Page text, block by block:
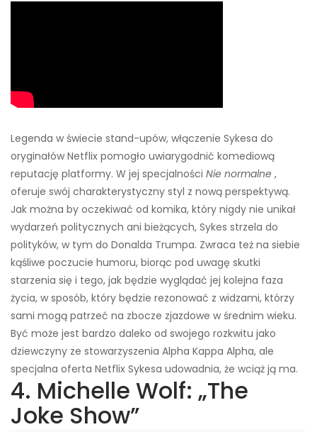
Legenda w świecie stand-upów, włączenie Sykesa do
oryginałów Netflix pomogło uwiarygodnić komediową
reputację platformy. W jej specjalności Nie normalne ,
oferuje swój charakterystyczny styl z nową perspektywą.
Jak można by oczekiwać od komika, który nigdy nie unikał
wydarzeń politycznych ani bieżących, Sykes strzela do
polityków, w tym do Donalda Trumpa. Zwraca też na siebie
kąśliwe poczucie humoru, biorąc pod uwagę skutki
starzenia się i tego, jak będzie wyglądać jej kolejna faza
życia, w sposób, który będzie rezonować z widzami, którzy
sami mogą patrzeć na zbocze zjazdowe w średnim wieku.
Być może jest bardzo daleko od swojego rozkwitu jako
dziewczyny ze stowarzyszenia Alpha Kappa Alpha, ale
specjalna oferta Netflix Sykesa udowadnia, że ​​wciąż ją ma.
4. Michelle Wolf: „The
Joke Show”